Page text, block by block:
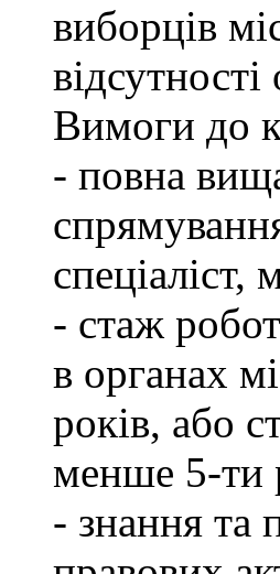
виборців
Вимоги до
- повна
спеціаліст,
- стаж
в органах
років, або
менше 5-ти
- знання та